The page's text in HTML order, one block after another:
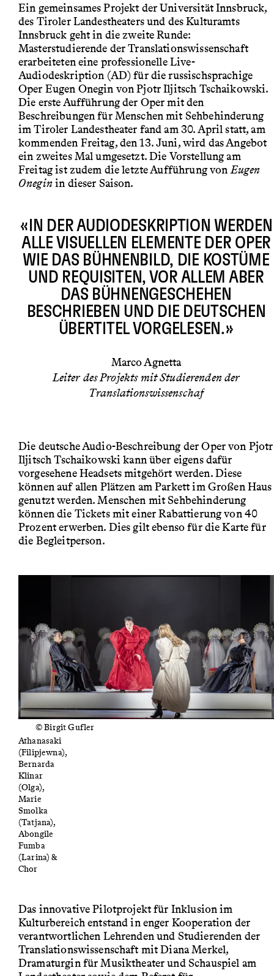
Ein gemeinsames Projekt der Universität Innsbruck,
des Tiroler Landestheaters und des Kulturamts
Innsbruck geht in die zweite Runde:
Masterstudierende der Translationswissenschaft
erarbeiteten eine professionelle Live-
Audiodeskription (AD) für die russischsprachige
Oper Eugen Onegin von Pjotr Iljitsch Tschaikowski.
Die erste Aufführung der Oper mit den
Beschreibungen für Menschen mit Sehbehinderung
im Tiroler Landestheater fand am 30. April statt, am
kommenden Freitag, den 13. Juni, wird das Angebot
ein zweites Mal umgesetzt. Die Vorstellung am
Freitag ist zudem die letzte Aufführung vonEugen
Oneginin dieser Saison.
«IN DER AUDIODESKRIPTION WERDEN
ALLE VISUELLEN ELEMENTE DER OPER
WIE DAS BÜHNENBILD, DIE KOSTÜME
UND REQUISITEN, VOR ALLEM ABER
DAS BÜHNENGESCHEHEN
BESCHRIEBEN UND DIE DEUTSCHEN
ÜBERTITEL VORGELESEN.»
Marco Agnetta
Leiter des Projekts mit Studierenden der
Translationswissenschaf
Die deutsche Audio-Beschreibung der Oper von Pjotr
Iljitsch Tschaikowski kann über eigens dafür
vorgesehene Headsets mitgehört werden. Diese
können auf allen Plätzen am Parkett im Großen Haus
genutzt werden. Menschen mit Sehbehinderung
können die Tickets mit einer Rabattierung von 40
Prozent erwerben. Dies gilt ebenso für die Karte für
die Begleitperson.
© Birgit Gufler
Fotini
Athanasaki
(Filipjewna),
Bernarda
Klinar
(Olga),
Marie
Smolka
(Tatjana),
Abongile
Fumba
(Larina) &
Chor
Das innovative Pilotprojekt für Inklusion im
Kulturbereich entstand in enger Kooperation der
verantwortlichen Lehrenden und Studierenden der
Translationswissenschaft mit Diana Merkel,
Dramaturgin für Musiktheater und Schauspiel am